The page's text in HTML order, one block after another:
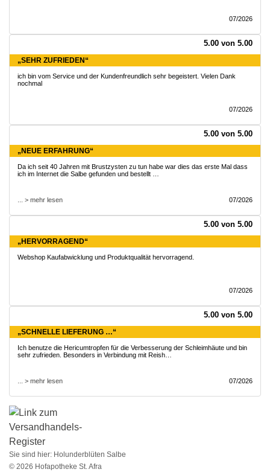
07/2026
5.00 von 5.00
„SEHR ZUFRIEDEN“
ich bin vom Service und der Kundenfreundlich sehr begeistert. Vielen Dank
nochmal
07/2026
5.00 von 5.00
„NEUE ERFAHRUNG“
Da ich seit 40 Jahren mit Brustzysten zu tun habe war dies das erste Mal dass
ich im Internet die Salbe gefunden und bestellt …
... > mehr lesen 07/2026
5.00 von 5.00
„HERVORRAGEND“
Webshop Kaufabwicklung und Produktqualität hervorragend.
07/2026
5.00 von 5.00
„SCHNELLE LIEFERUNG …“
Ich benutze die Hericumtropfen für die Verbesserung der Schleimhäute und bin
sehr zufrieden. Besonders in Verbindung mit Reish…
... > mehr lesen 07/2026
Sie sind hier: Holunderblüten Salbe
© 2026 Hofapotheke St. Afra